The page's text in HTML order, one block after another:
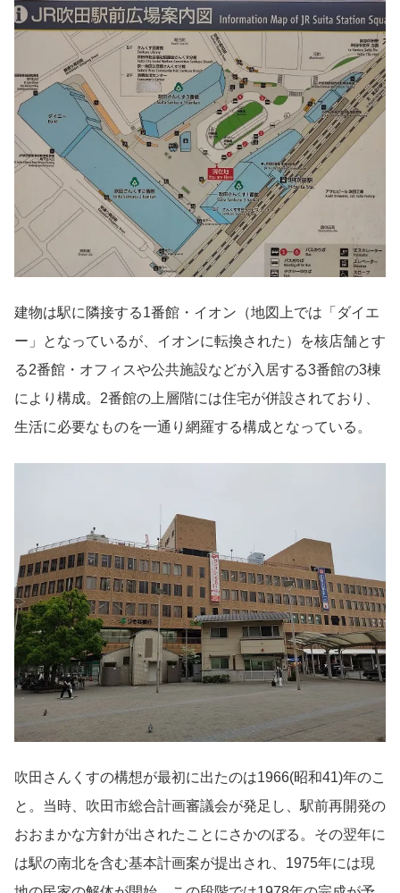
建物は駅に隣接する1番館・イオン（地図上では「ダイエ
ー」となっているが、イオンに転換された）を核店舗とす
る2番館・オフィスや公共施設などが入居する3番館の3棟
により構成。2番館の上層階には住宅が併設されており、
生活に必要なものを一通り網羅する構成となっている。
吹田さんくすの構想が最初に出たのは1966(昭和41)年のこ
と。当時、吹田市総合計画審議会が発足し、駅前再開発の
おおまかな方針が出されたことにさかのぼる。その翌年に
は駅の南北を含む基本計画案が提出され、1975年には現